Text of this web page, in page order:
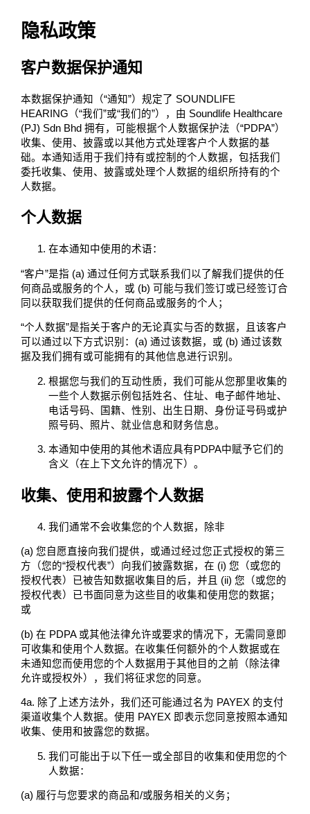
隐私政策
客户数据保护通知
本数据保护通知（“通知”）规定了 SOUNDLIFE
HEARING（“我们”或“我们的”），由 Soundlife Healthcare
(PJ) Sdn Bhd 拥有，可能根据个人数据保护法（“PDPA”）
收集、使用、披露或以其他方式处理客户个人数据的基
础。本通知适用于我们持有或控制的个人数据，包括我们
委托收集、使用、披露或处理个人数据的组织所持有的个
人数据。
个人数据
在本通知中使用的术语：
“客户”是指 (a) 通过任何方式联系我们以了解我们提供的任
何商品或服务的个人，或 (b) 可能与我们签订或已经签订合
同以获取我们提供的任何商品或服务的个人；
“个人数据”是指关于客户的无论真实与否的数据，且该客户
可以通过以下方式识别：(a) 通过该数据，或 (b) 通过该数
据及我们拥有或可能拥有的其他信息进行识别。
根据您与我们的互动性质，我们可能从您那里收集的
一些个人数据示例包括姓名、住址、电子邮件地址、
电话号码、国籍、性别、出生日期、身份证号码或护
照号码、照片、就业信息和财务信息。
本通知中使用的其他术语应具有PDPA中赋予它们的
含义（在上下文允许的情况下）。
收集、使用和披露个人数据
我们通常不会收集您的个人数据，除非
(a) 您自愿直接向我们提供，或通过经过您正式授权的第三
方（您的“授权代表”）向我们披露数据，在 (i) 您（或您的
授权代表）已被告知数据收集目的后，并且 (ii) 您（或您的
授权代表）已书面同意为这些目的收集和使用您的数据；
或
(b) 在 PDPA 或其他法律允许或要求的情况下，无需同意即
可收集和使用个人数据。在收集任何额外的个人数据或在
未通知您而使用您的个人数据用于其他目的之前（除法律
允许或授权外），我们将征求您的同意。
4a. 除了上述方法外，我们还可能通过名为 PAYEX 的支付
渠道收集个人数据。使用 PAYEX 即表示您同意按照本通知
收集、使用和披露您的数据。
我们可能出于以下任一或全部目的收集和使用您的个
人数据：
(a) 履行与您要求的商品和/或服务相关的义务；